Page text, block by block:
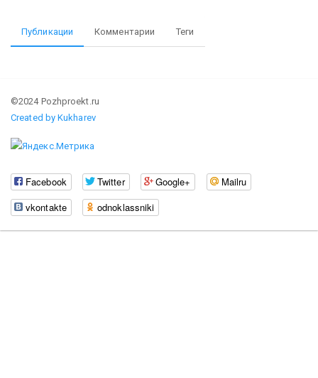
Публикации Комментарии Теги
©2024 Pozhproekt.ru
Created by Kukharev
Facebook Twitter Google+
Mailru
vkontakte
odnoklassniki